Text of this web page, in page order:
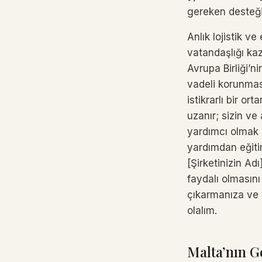
gereken
Anlık lojistik ve
vatandaşlığı
Avrupa
vadeli
istikrarlı bir
uzanır; sizin
yardımcı
yardımdan
[Şirketinizin
faydalı
çıkarmanıza
olalım.
Malta’nın